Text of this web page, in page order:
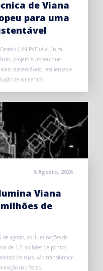
de Viana
para uma
(UNIPVC) é a única
projeto europeu que
sustentáveis, resilientes e
de alimentos.
6 Agosto, 2026
Viana
de
agosto, as iluminações da
de 1,5 milhões de pontos
de ruas, vão transformar
das festas.